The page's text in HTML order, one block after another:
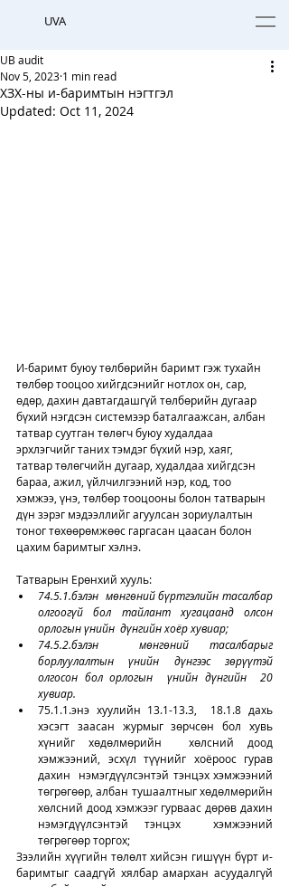
UVA
ХЗХ-ны и-баримтын нэгтгэл
UB audit
Nov 5, 2023 1 min read
Updated: Oct 11, 2024
И-баримт буюу төлбөрийн баримт гэж тухайн
төлбөр тооцоо хийгдсэнийг нотлох он, сар,
өдөр, дахин давтагдашгүй төлбөрийн дугаар
бүхий нэгдсэн системээр баталгаажсан, албан
татвар суутган төлөгч буюу худалдаа
эрхлэгчийг таних тэмдэг бүхий нэр, хаяг,
татвар төлөгчийн дугаар, худалдаа хийгдсэн
бараа, ажил, үйлчилгээний нэр, код, тоо
хэмжээ, үнэ, төлбөр тооцооны болон татварын
дүн зэрэг мэдээллийг агуулсан зориулалтын
тоног төхөөрөмжөөс гаргасан цаасан болон
цахим баримтыг хэлнэ.
Татварын Ерөнхий хууль:
74.5.1.бэлэн  мөнгөний бүртгэлийн тасалбар
олгоогүй бол тайлант хугацаанд олсон
орлогын үнийн  дүнгийн хоёр хувиар;
74.5.2.бэлэн  мөнгөний тасалбарыг
борлуулалтын үнийн дүнгээс зөрүүтэй
олгосон бол орлогын  үнийн дүнгийн  20
хувиар.
75.1.1.энэ хуулийн 13.1-13.3,  18.1.8 дахь
хэсэгт заасан журмыг зөрчсөн бол хувь
хүнийг хөдөлмөрийн  хөлсний доод
хэмжээний, эсхүл түүнийг хоёроос гурав
дахин  нэмэгдүүлсэнтэй тэнцэх хэмжээний
төгрөгөөр, албан тушаалтныг хөдөлмөрийн
хөлсний доод хэмжээг гурваас дөрөв дахин
нэмэгдүүлсэнтэй тэнцэх  хэмжээний
төгрөгөөр торгох;
Зээлийн хүүгийн төлөлт хийсэн гишүүн бүрт и-
баримтыг саадгүй хялбар амархан асуудалгүй